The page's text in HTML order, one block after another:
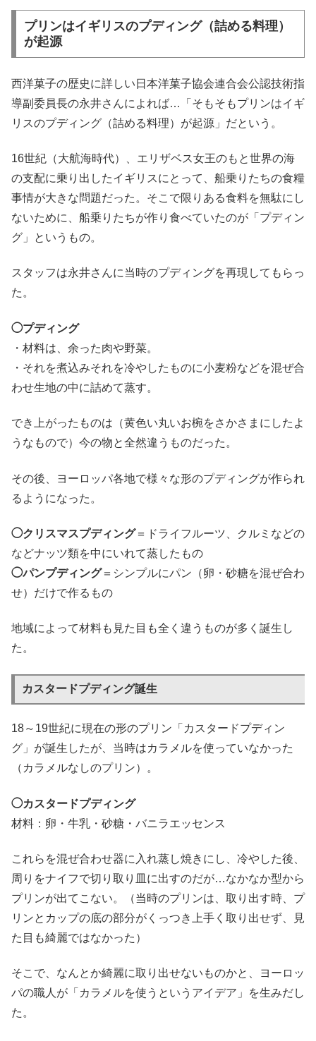
プリンはイギリスのプディング（詰める料理）
が起源
西洋菓子の歴史に詳しい日本洋菓子協会連合会公認技術指
導副委員長の永井さんによれば…「そもそもプリンはイギ
リスのプディング（詰める料理）が起源」だという。
16世紀（大航海時代）、エリザベス女王のもと世界の海
の支配に乗り出したイギリスにとって、船乗りたちの食糧
事情が大きな問題だった。そこで限りある食料を無駄にし
ないために、船乗りたちが作り食べていたのが「プディン
グ」というもの。
スタッフは永井さんに当時のプディングを再現してもらっ
た。
◯プディング
・材料は、余った肉や野菜。
・それを煮込みそれを冷やしたものに小麦粉などを混ぜ合
わせ生地の中に詰めて蒸す。
でき上がったものは（黄色い丸いお椀をさかさまにしたよ
うなもので）今の物と全然違うものだった。
その後、ヨーロッパ各地で様々な形のプディングが作られ
るようになった。
◯クリスマスプディング＝ドライフルーツ、クルミなどの
などナッツ類を中にいれて蒸したもの
◯パンプディング＝シンプルにパン（卵・砂糖を混ぜ合わ
せ）だけで作るもの
地域によって材料も見た目も全く違うものが多く誕生し
た。
カスタードプディング誕生
18～19世紀に現在の形のプリン「カスタードプディン
グ」が誕生したが、当時はカラメルを使っていなかった
（カラメルなしのプリン）。
◯カスタードプディング
材料：卵・牛乳・砂糖・バニラエッセンス
これらを混ぜ合わせ器に入れ蒸し焼きにし、冷やした後、
周りをナイフで切り取り皿に出すのだが…なかなか型から
プリンが出てこない。（当時のプリンは、取り出す時、プ
リンとカップの底の部分がくっつき上手く取り出せず、見
た目も綺麗ではなかった）
そこで、なんとか綺麗に取り出せないものかと、ヨーロッ
パの職人が「カラメルを使うというアイデア」を生みだし
た。